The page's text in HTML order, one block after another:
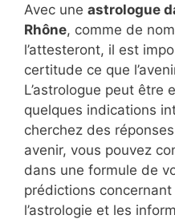
Avec une astrologue
Rhône, comme de
l’attesteront, il est
certitude ce que
L’astrologue peut être
quelques indications
cherchez des
avenir, vous pouvez
dans une formule de
prédictions concernant
l’astrologie et les